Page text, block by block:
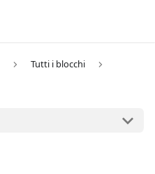
Tutti i blocchi